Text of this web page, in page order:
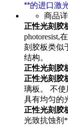
**的进口激
商品
正性光刻胶
photoresist,
刻胶板类似
结构。
正性光刻胶
正性光刻胶
璃板。 不
具有均匀的
正性光刻胶
光致抗蚀剂